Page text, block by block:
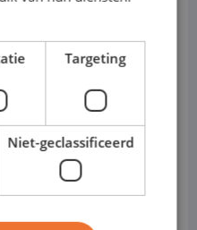
Targeting
Niet-geclassificeerd